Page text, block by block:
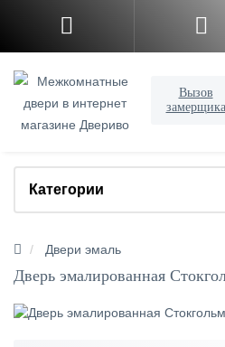
Вызов
замерщика
Категории
Двери эмаль
Дверь эмалированная